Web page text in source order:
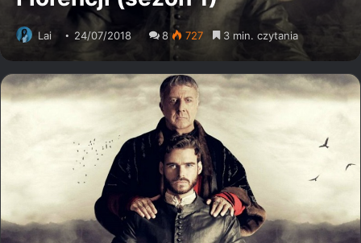
Lai 24/07/2018 8 727 3 min. czytania